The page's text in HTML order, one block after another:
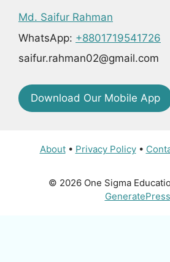
Md. Saifur Rahman
WhatsApp: +8801719541726
saifur.rahman02@gmail.com
Download Our Mobile App
About• Privacy Policy•
© 2026 One Sigma
GeneratePress